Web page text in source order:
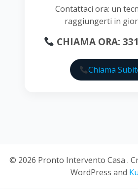
Contattaci ora: un
raggiungerti in
CHIAMA ORA:
Chiama
© 2026 Pronto Intervento Casa .
WordPress and